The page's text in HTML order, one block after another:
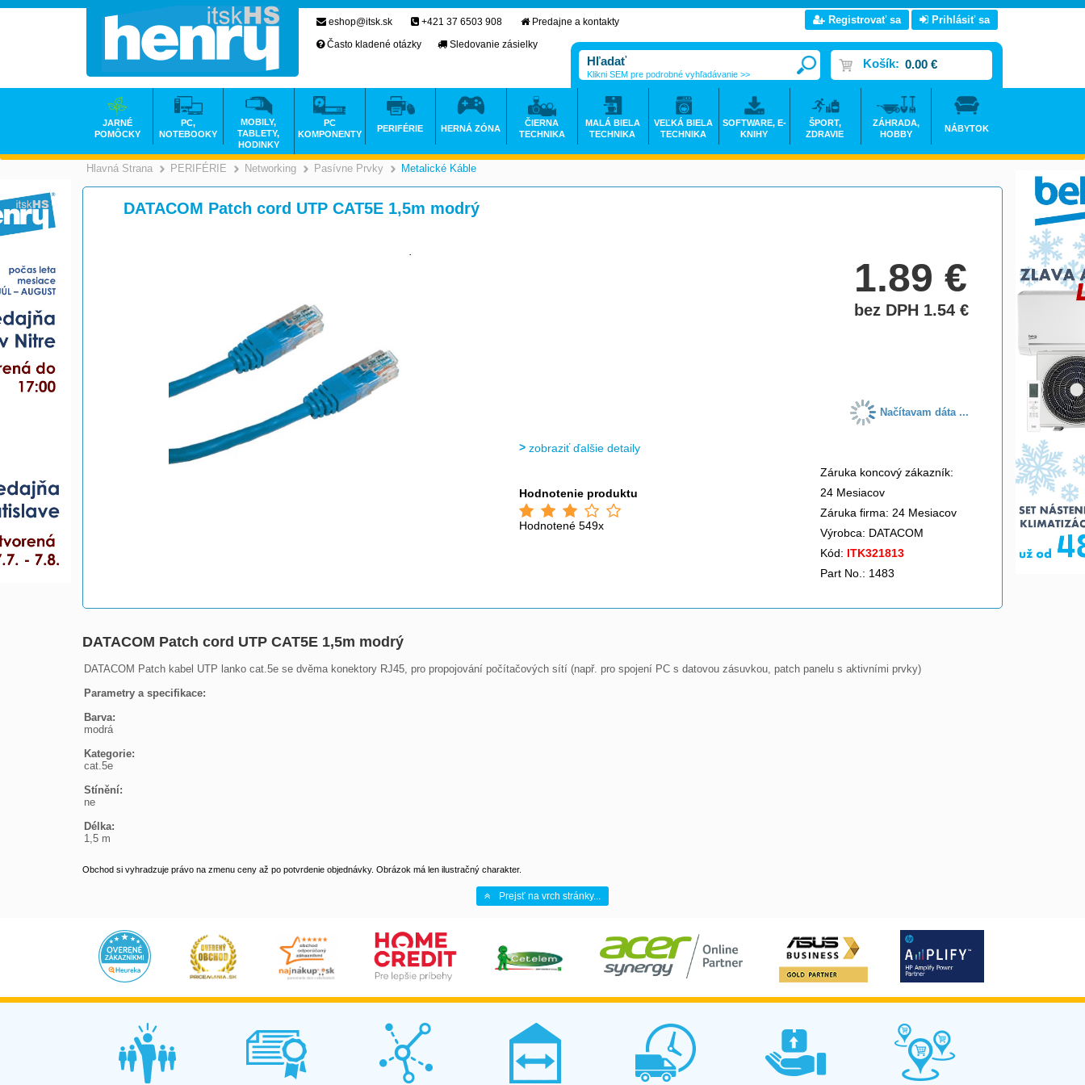
Hlavná Strana >
PERIFÉRIE >
Networking >
Pasívne Prvky >
Metalické Káble
DATACOM Patch cord UTP CAT5E 1,5m modrý
1.89€
bez DPH 1.54€
Načítavam dáta ...
zobraziť ďalšie detaily
Hodnotenie produktu
Hodnotené 549x
Záruka koncový zákazník:
24 Mesiacov
Záruka firma: 24 Mesiacov
Výrobca: DATACOM
Kód: ITK321813
Part No.: 1483
DATACOM Patch cord UTP CAT5E 1,5m modrý
DATACOM Patch kabel UTP lanko cat.5e se dvěma konektory RJ45, pro propojování počítačových sítí (např. pro spojení PC s datovou zásuvkou, patch panelu s aktivními prvky)
Parametry a specifikace:
Barva:
modrá
Kategorie:
cat.5e
Stínění:
ne
Délka:
1,5 m
Obchod si vyhradzuje právo na zmenu ceny až po potvrdenie objednávky. Obrázok má len ilustračný charakter.
Prejsť na vrch stránky...
eshop@itsk.sk +421 37 6503 908
Predajne a kontakty
Často kladené otázky
Sledovanie zásielky
Registrovať sa Prihlásiť sa
Košík: 0.00 €
Klikni SEM pre podrobné vyhľadávanie >>
JARNÉ
POMÔCKY
PC,
NOTEBOOKY
MOBILY,
TABLETY,
HODINKY
PC
KOMPONENTY
PERIFÉRIE HERNÁ ZÓNA
ČIERNA
TECHNIKA
MALÁ BIELA
TECHNIKA
VEĽKÁ BIELA
TECHNIKA
SOFTWARE, E-
KNIHY
ŠPORT,
ZDRAVIE
ZÁHRADA,
HOBBY
NÁBYTOK